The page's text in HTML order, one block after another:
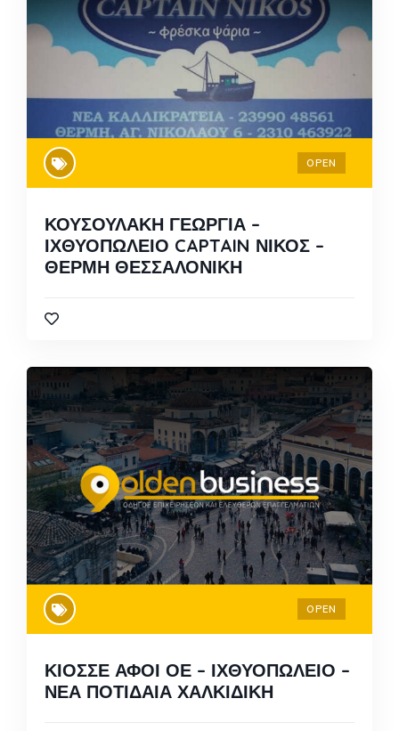
OPEN
ΚΟΥΣΟΥΛΑΚΗ ΓΕΩΡΓΙΑ –
ΙΧΘΥΟΠΩΛΕΙΟ CAPTAIN ΝΙΚΟΣ –
ΘΕΡΜΗ ΘΕΣΣΑΛΟΝΙΚΗ
OPEN
ΚΙΟΣΣΕ ΑΦΟΙ ΟΕ – ΙΧΘΥΟΠΩΛΕΙΟ –
ΝΕΑ ΠΟΤΙΔΑΙΑ ΧΑΛΚΙΔΙΚΗ